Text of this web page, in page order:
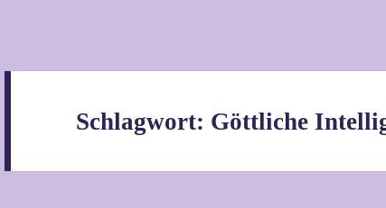
Schlagwort: Göttliche